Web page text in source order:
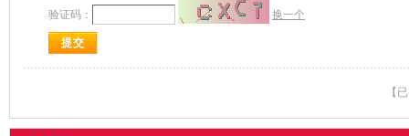
验证码： 换一个
【